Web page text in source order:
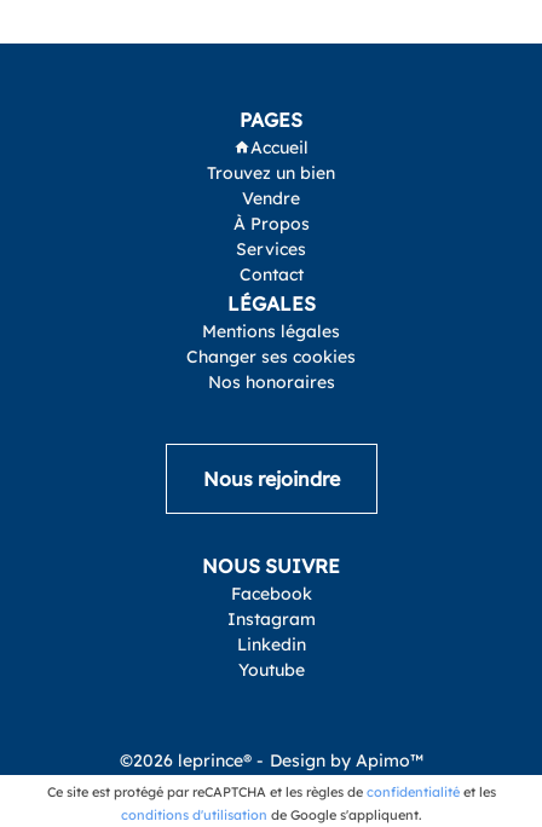
PAGES
Accueil
Trouvez un bien
Vendre
À Propos
Services
Contact
LÉGALES
Mentions légales
Changer ses cookies
Nos honoraires
Nous rejoindre
NOUS SUIVRE
Facebook
Instagram
Linkedin
Youtube
©2026 leprince® - Design by Apimo™
Ce site est protégé par reCAPTCHA et les règles de confidentialitéet les
conditions d'utilisation de Google s'appliquent.